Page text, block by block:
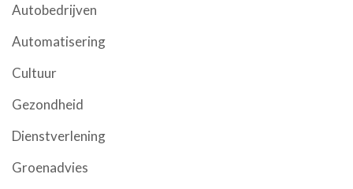
Autobedrijven
Automatisering
Cultuur
Gezondheid
Dienstverlening
Groenadvies